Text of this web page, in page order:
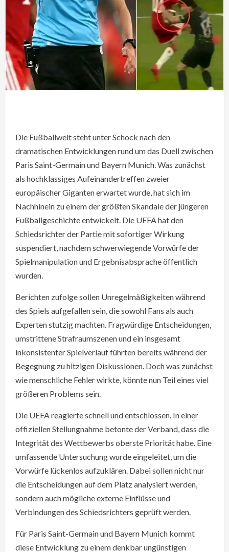
Die Fußballwelt steht unter Schock nach den
dramatischen Entwicklungen rund um das Duell zwischen
Paris Saint-Germain und Bayern Munich. Was zunächst
als hochklassiges Aufeinandertreffen zweier
europäischer Giganten erwartet wurde, hat sich im
Nachhinein zu einem der größten Skandale der jüngeren
Fußballgeschichte entwickelt. Die UEFA hat den
Schiedsrichter der Partie mit sofortiger Wirkung
suspendiert, nachdem schwerwiegende Vorwürfe der
Spielmanipulation und Ergebnisabsprache öffentlich
wurden.
Berichten zufolge sollen Unregelmäßigkeiten während
des Spiels aufgefallen sein, die sowohl Fans als auch
Experten stutzig machten. Fragwürdige Entscheidungen,
umstrittene Strafraumszenen und ein insgesamt
inkonsistenter Spielverlauf führten bereits während der
Begegnung zu hitzigen Diskussionen. Doch was zunächst
wie menschliche Fehler wirkte, könnte nun Teil eines viel
größeren Problems sein.
Die UEFA reagierte schnell und entschlossen. In einer
offiziellen Stellungnahme betonte der Verband, dass die
Integrität des Wettbewerbs oberste Priorität habe. Eine
umfassende Untersuchung wurde eingeleitet, um die
Vorwürfe lückenlos aufzuklären. Dabei sollen nicht nur
die Entscheidungen auf dem Platz analysiert werden,
sondern auch mögliche externe Einflüsse und
Verbindungen des Schiedsrichters geprüft werden.
Für Paris Saint-Germain und Bayern Munich kommt
diese Entwicklung zu einem denkbar ungünstigen